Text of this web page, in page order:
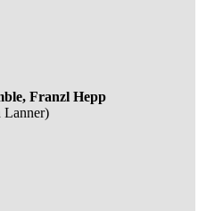
Franzl Hepp
Lanner)